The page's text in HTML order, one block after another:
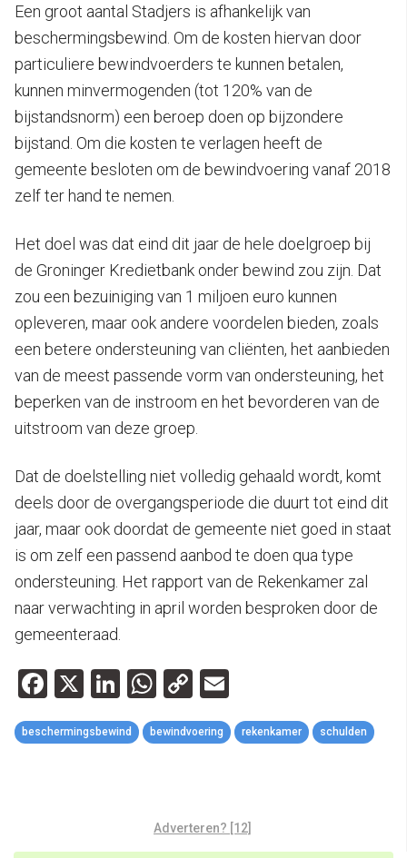
Een groot aantal Stadjers is afhankelijk van
beschermingsbewind. Om de kosten hiervan door
particuliere bewindvoerders te kunnen betalen,
kunnen minvermogenden (tot 120% van de
bijstandsnorm) een beroep doen op bijzondere
bijstand. Om die kosten te verlagen heeft de
gemeente besloten om de bewindvoering vanaf 2018
zelf ter hand te nemen.
Het doel was dat eind dit jaar de hele doelgroep bij
de Groninger Kredietbank onder bewind zou zijn. Dat
zou een bezuiniging van 1 miljoen euro kunnen
opleveren, maar ook andere voordelen bieden, zoals
een betere ondersteuning van cliënten, het aanbieden
van de meest passende vorm van ondersteuning, het
beperken van de instroom en het bevorderen van de
uitstroom van deze groep.
Dat de doelstelling niet volledig gehaald wordt, komt
deels door de overgangsperiode die duurt tot eind dit
jaar, maar ook doordat de gemeente niet goed in staat
is om zelf een passend aanbod te doen qua type
ondersteuning. Het rapport van de Rekenkamer zal
naar verwachting in april worden besproken door de
gemeenteraad.
Facebook
X LinkedIn
WhatsApp
Copy
Link
beschermingsbewind bewindvoering rekenkamer schulden
Adverteren? [12]